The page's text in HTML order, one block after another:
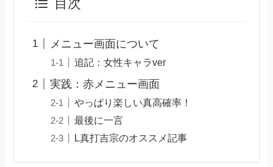
目次
メニュー画面について
追記：女性キャラver
実践：赤メニュー画面
やっぱり楽しい真高確率！
最後に一言
L真打吉宗のオススメ記事